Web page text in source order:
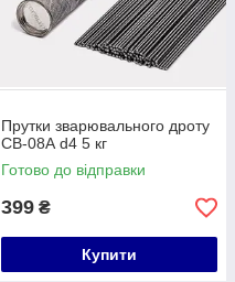
Прутки зварювального дроту
СВ-08А d4 5 кг
Готово до відправки
399 ₴
Купити